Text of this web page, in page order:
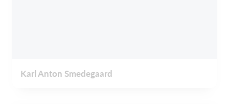
Karl Anton Smedegaard